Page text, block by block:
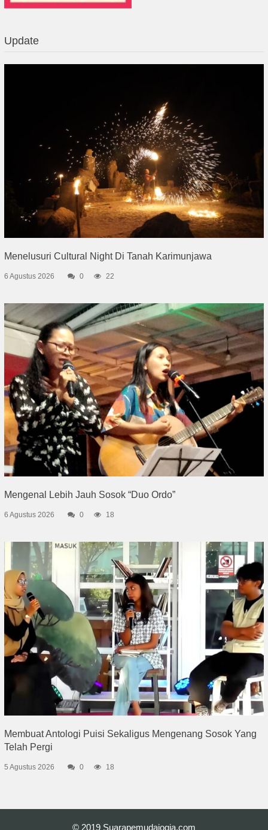
Update
Menelusuri Cultural Night Di Tanah Karimunjawa
6 Agustus 2026 0 22
Mengenal Lebih Jauh Sosok “Duo Ordo”
6 Agustus 2026 0 18
Membuat Antologi Puisi Sekaligus Mengenang Sosok Yang
Telah Pergi
5 Agustus 2026 0 18
© 2019 Suarapemudajogja.com